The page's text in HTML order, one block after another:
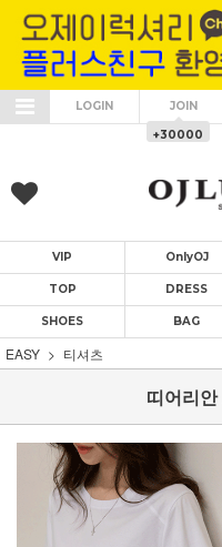
LOGIN JOIN
+30000
VIP OnlyOJ
TOP DRESS
SHOES BAG
EASY 티셔츠
띠어리